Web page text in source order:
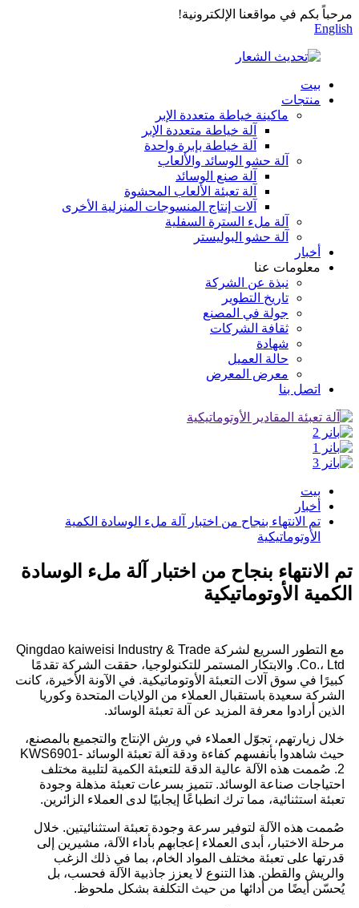
مرحباً بكم في مواقعنا الإلكترونية!
English
بيت
منتجات
ماكينة خياطة متعددة الإبر
آلة خياطة متعددة الإبر
آلة خياطة بإبرة واحدة
آلة حشو الوسائد والألعاب
آلة صنع الوسائد
آلة تعبئة الألعاب المحشوة
آلات إنتاج المنسوجات المنزلية الأخرى
آلة ملء السترة السفلية
آلة حشو البوليستر
أخبار
معلومات عنا
نبذة عن الشركة
تاريخ التطوير
جولة في المصنع
ثقافة الشركات
شهادة
حالة العميل
معرض المعرض
اتصل بنا
بيت
أخبار
تم الانتهاء بنجاح من اختبار آلة ملء الوسادة الكمية
الأوتوماتيكية
تم الانتهاء بنجاح من اختبار آلة ملء الوسادة
الكمية الأوتوماتيكية
مع التطور السريع لشركة Qingdao kaiweisi Industry & Trade
Co.، Ltd. والابتكار المستمر للتكنولوجيا، حققت الشركة تقدمًا
كبيرًا في سوق آلات التعبئة الأوتوماتيكية. في الآونة الأخيرة، كانت
الشركة سعيدة باستقبال العملاء من الولايات المتحدة وكوريا
الذين أرادوا معرفة المزيد عن آلة تعبئة الوسائد.
خلال زيارتهم، تجوّل العملاء في ورش الإنتاج والتجميع بالمصنع،
حيث شاهدوا بأنفسهم كفاءة ودقة آلة تعبئة الوسائد KWS6901-
2. صُممت هذه الآلة عالية الدقة للتعبئة الكمية لتلبية مختلف
احتياجات صناعة الوسائد. تتميز بسرعات تعبئة مذهلة وجودة
تعبئة استثنائية، مما ترك انطباعًا إيجابيًا لدى العملاء الزائرين.
صُممت هذه الآلة لتوفير سرعة وجودة تعبئة استثنائيتين. خلال
مرحلة الاختبار، أبدى العملاء إعجابهم بأداء الآلة، مشيرين إلى
قدرتها على تعبئة مختلف المواد الخام، بما في ذلك الزغب
والريش والقطن. هذا التنوع لا يعزز جاذبية الآلة فحسب، بل
يُحسّن أيضًا من أدائها من حيث التكلفة بشكل ملحوظ.